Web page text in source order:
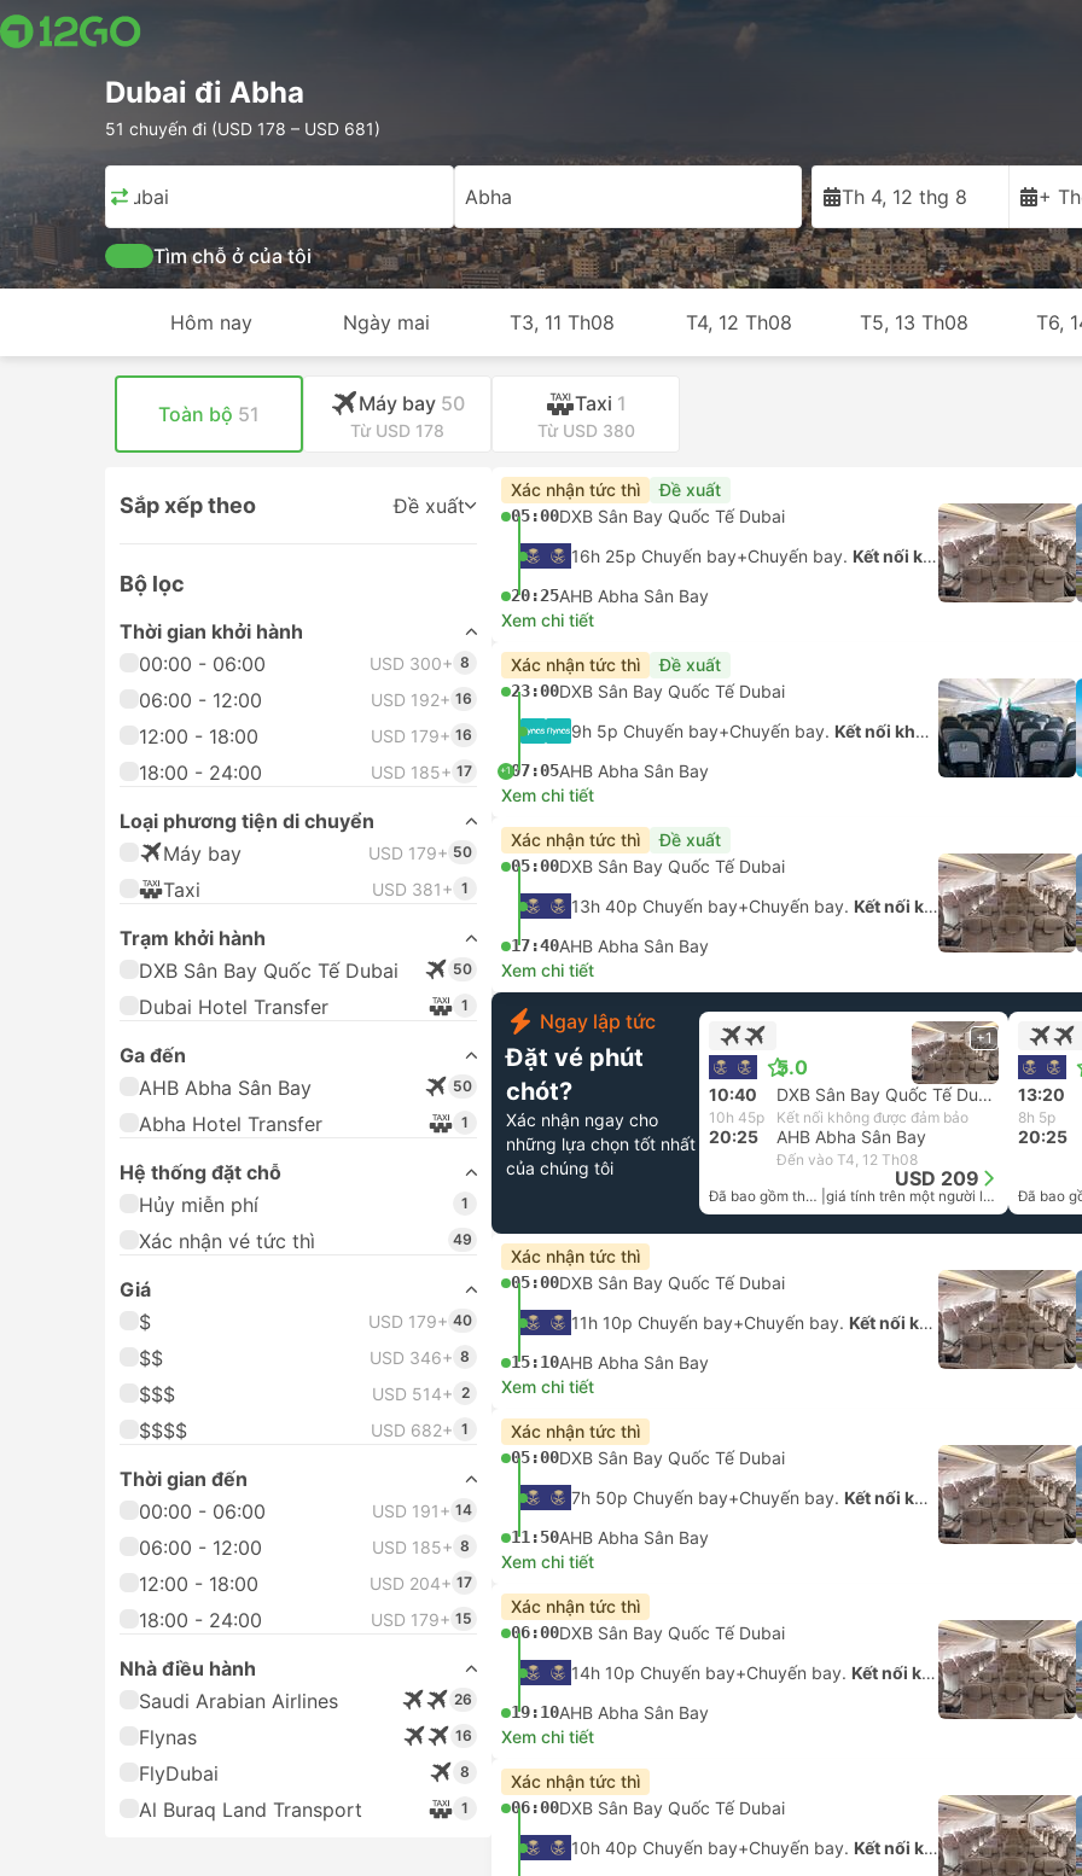
Dubai đi Abha
51 chuyến đi (USD 178 – USD 681)
Dubai Abha Th 4, 12 thg 8 +
Tìm chỗ ở của tôi
Hôm nay Ngày mai T3, 11 Th08 T4, 12 Th08 T5, 13 Th08 T6,
Toàn bộ 51 Máy bay 50
Từ USD 178
Taxi 1
Từ USD 380
Sắp xếp theo Đề xuất
Bộ lọc
Thời gian khởi hành
00:00 - 06:00
USD 300+ 8
06:00 - 12:00 USD 192+ 16
12:00 - 18:00 USD 179+ 16
18:00 - 24:00 USD 185+ 17
Loại phương tiện di chuyển
Máy bay
USD 179+ 50
Taxi USD 381+ 1
Trạm khởi hành
DXB Sân Bay Quốc Tế Dubai
50
Dubai Hotel Transfer 1
Ga đến
AHB Abha Sân Bay
50
Abha Hotel Transfer 1
Hệ thống đặt chỗ
Hủy miễn phí
1
Xác nhận vé tức thì 49
Giá
$
USD 179+ 40
$$ USD 346+ 8
$$$ USD 514+ 2
$$$$ USD 682+ 1
Thời gian đến
00:00 - 06:00
USD 191+ 14
06:00 - 12:00 USD 185+ 8
12:00 - 18:00 USD 204+ 17
18:00 - 24:00 USD 179+ 15
Nhà điều hành
Saudi Arabian Airlines
26
Flynas 16
FlyDubai 8
Al Buraq Land Transport 1
Xác nhận tức thì Đề xuất
05:00DXB Sân Bay Quốc Tế Dubai
16h 25p Chuyến bay+Chuyến bay. Kết nối không được đảm bảo
20:25AHB Abha Sân Bay
Xem chi tiết
Xác nhận tức thì Đề xuất
23:00DXB Sân Bay Quốc Tế Dubai
9h 5p Chuyến bay+Chuyến bay. Kết nối không được đảm bảo
+107:05AHB Abha Sân Bay
Xem chi tiết
Xác nhận tức thì Đề xuất
05:00DXB Sân Bay Quốc Tế Dubai
13h 40p Chuyến bay+Chuyến bay. Kết nối không được đảm bảo
17:40AHB Abha Sân Bay
Xem chi tiết
Ngay lập tức
Đặt vé phút
chót?
Xác nhận ngay cho
những lựa chọn tốt nhất
của chúng tôi
5.0
+1
10:40 DXB Sân Bay Quốc Tế Dubai
10h 45p Kết nối không được đảm bảo
20:25 AHB Abha Sân Bay
Đến vào T4, 12 Th08
USD 209
Đã bao gồm thuế | giá tính trên một người lớn
13:20
8h 5p
20:25
Xác nhận tức thì
05:00DXB Sân Bay Quốc Tế Dubai
11h 10p Chuyến bay+Chuyến bay. Kết nối không được đảm bảo
15:10AHB Abha Sân Bay
Xem chi tiết
Xác nhận tức thì
05:00DXB Sân Bay Quốc Tế Dubai
7h 50p Chuyến bay+Chuyến bay. Kết nối không được đảm bảo
11:50AHB Abha Sân Bay
Xem chi tiết
Xác nhận tức thì
06:00DXB Sân Bay Quốc Tế Dubai
14h 10p Chuyến bay+Chuyến bay. Kết nối không được đảm bảo
19:10AHB Abha Sân Bay
Xem chi tiết
Xác nhận tức thì
06:00DXB Sân Bay Quốc Tế Dubai
10h 40p Chuyến bay+Chuyến bay. Kết nối không được đảm bảo